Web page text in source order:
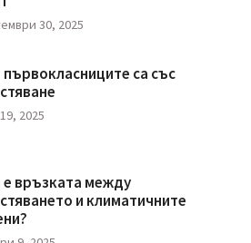
30, 2025
първокласниците са със
2025
е връзката между
и климатичните